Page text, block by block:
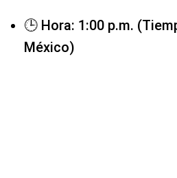
🕒 Hora: 1:00 p.m.
México)